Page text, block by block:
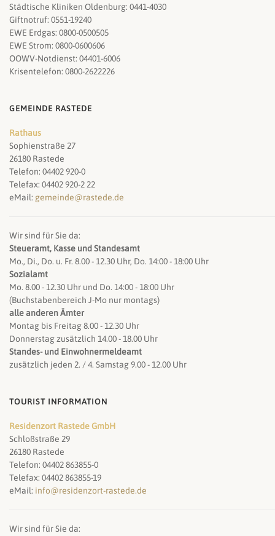
Städtische Kliniken Oldenburg: 0441-4030
Giftnotruf: 0551-19240
EWE Erdgas: 0800-0500505
EWE Strom: 0800-0600606
OOWV-Notdienst: 04401-6006
Krisentelefon: 0800-2622226
GEMEINDE RASTEDE
Rathaus
Sophienstraße 27
26180 Rastede
Telefon: 04402 920-0
Telefax: 04402 920-2 22
eMail: gemeinde@rastede.de
Wir sind für Sie da:
Steueramt, Kasse und Standesamt
Mo., Di., Do. u. Fr. 8.00 - 12.30 Uhr, Do. 14:00 - 18:00 Uhr
Sozialamt
Mo. 8.00 - 12.30 Uhr und Do. 14:00 - 18:00 Uhr
(Buchstabenbereich J-Mo nur montags)
alle anderen Ämter
Montag bis Freitag 8.00 - 12.30 Uhr
Donnerstag zusätzlich 14.00 - 18.00 Uhr
Standes- und Einwohnermeldeamt
zusätzlich jeden 2. / 4. Samstag 9.00 - 12.00 Uhr
TOURIST INFORMATION
Residenzort Rastede GmbH
Schloßstraße 29
26180 Rastede
Telefon: 04402 863855-0
Telefax: 04402 863855-19
eMail: info@residenzort-rastede.de
Wir sind für Sie da: